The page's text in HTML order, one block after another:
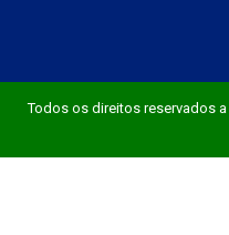
Todos os direitos reservados a